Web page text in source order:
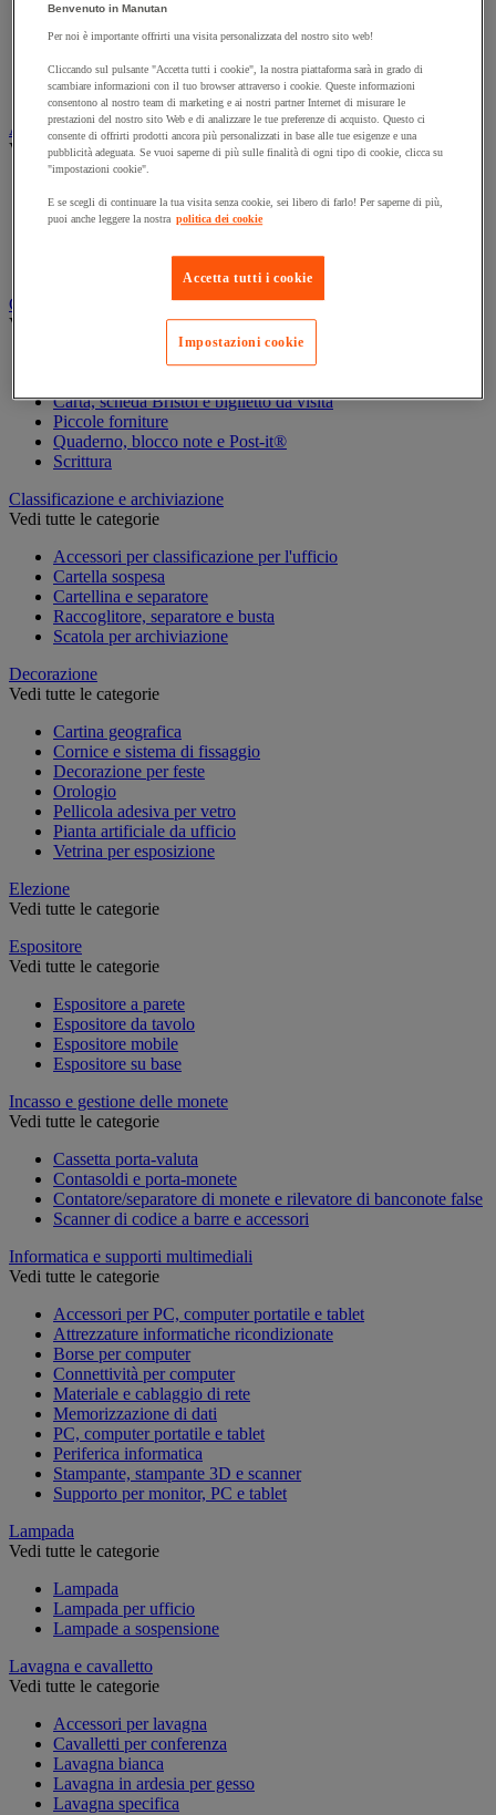
Archiviazione per cartelle sospese
Armadio
Carrello da ufficio
Libreria
Audiovisivi
Vedi tutte le categorie
Connessione audio e video
Fotocamera, videocamera e binocolo
Cancelleria e forniture per ufficio
Vedi tutte le categorie
Agenda, calendario e sottomano
Carta, scheda Bristol e biglietto da visita
Piccole forniture
Quaderno, blocco note e Post-it®
Scrittura
Classificazione e archiviazione
Vedi tutte le categorie
Accessori per classificazione per l'ufficio
Cartella sospesa
Cartellina e separatore
Raccoglitore, separatore e busta
Scatola per archiviazione
Decorazione
Vedi tutte le categorie
Cartina geografica
Cornice e sistema di fissaggio
Decorazione per feste
Orologio
Pellicola adesiva per vetro
Pianta artificiale da ufficio
Vetrina per esposizione
Elezione
Vedi tutte le categorie
Espositore
Vedi tutte le categorie
Espositore a parete
Espositore da tavolo
Espositore mobile
Espositore su base
Incasso e gestione delle monete
Vedi tutte le categorie
Cassetta porta-valuta
Contasoldi e porta-monete
Contatore/separatore di monete e rilevatore di banconote false
Scanner di codice a barre e accessori
Informatica e supporti multimediali
Vedi tutte le categorie
Accessori per PC, computer portatile e tablet
Attrezzature informatiche ricondizionate
Borse per computer
Connettività per computer
Materiale e cablaggio di rete
Memorizzazione di dati
PC, computer portatile e tablet
Periferica informatica
Stampante, stampante 3D e scanner
Supporto per monitor, PC e tablet
Lampada
Vedi tutte le categorie
Lampada
Lampada per ufficio
Lampade a sospensione
Lavagna e cavalletto
Vedi tutte le categorie
Accessori per lavagna
Cavalletti per conferenza
Lavagna bianca
Lavagna in ardesia per gesso
Lavagna specifica
Benvenuto in Manutan
Per noi è importante offrirti una visita personalizzata del nostro sito web!
Cliccando sul pulsante "Accetta tutti i cookie", la nostra piattaforma sarà in grado di
scambiare informazioni con il tuo browser attraverso i cookie. Queste informazioni
consentono al nostro team di marketing e ai nostri partner Internet di misurare le
prestazioni del nostro sito Web e di analizzare le tue preferenze di acquisto. Questo ci
consente di offrirti prodotti ancora più personalizzati in base alle tue esigenze e una
pubblicità adeguata. Se vuoi saperne di più sulle finalità di ogni tipo di cookie, clicca su
"impostazioni cookie".
E se scegli di continuare la tua visita senza cookie, sei libero di farlo! Per saperne di più,
puoi anche leggere la nostra politica dei cookie
Accetta tutti i cookie
Impostazioni cookie